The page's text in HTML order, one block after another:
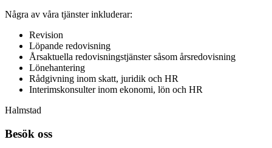
Några av våra tjänster inkluderar:
Revision
Löpande redovisning
Årsaktuella redovisningstjänster såsom årsredovisning
Lönehantering
Rådgivning inom skatt, juridik och HR
Interimskonsulter inom ekonomi, lön och HR
Halmstad
Besök oss